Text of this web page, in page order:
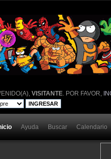
VISITANTE. POR FAVOR,
Ayuda Buscar Calendario